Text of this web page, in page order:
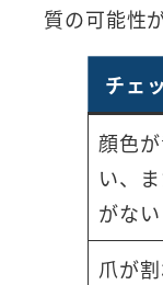
質の可能性
チェ
顔色
い、
がない
爪が